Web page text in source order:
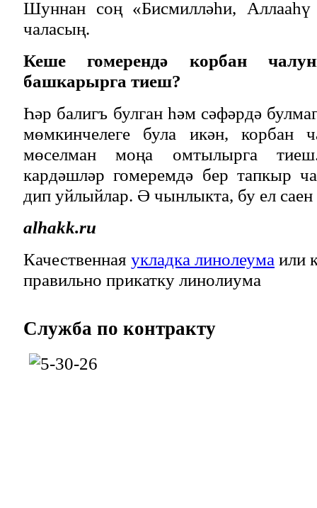
Шуннан соң «Бисмилләһи,
чаласың.
Кеше гомерендә корбан
башкарырга тиеш?
Һәр балигъ булган һәм сәфәрдә
мөмкинчелеге була икән, корбан
мөселман моңа омтылырга
кардәшләр гомеремдә бер тапкыр
дип уйлыйлар. Ә чынлыкта, бу ел
alhakk.ru
Качественная укладка линолеума или
правильно прикатку линолиума
Служба по контракту